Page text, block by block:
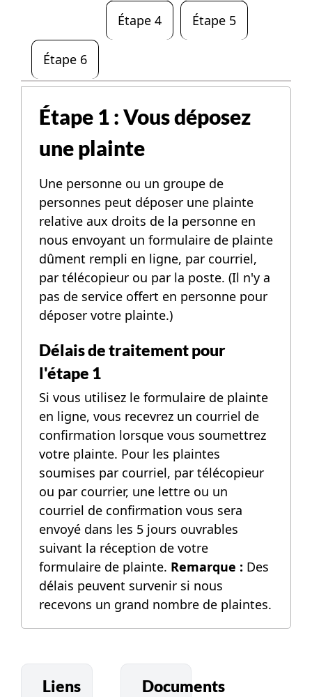
Étape 4 Étape 5
Étape 6
Étape 1 : Vous déposez
une plainte
Une personne ou un groupe de
personnes peut déposer une plainte
relative aux droits de la personne en
nous envoyant un formulaire de plainte
dûment rempli en ligne, par courriel,
par télécopieur ou par la poste. (Il n'y a
pas de service offert en personne pour
déposer votre plainte.)
Délais de traitement pour
l'étape 1
Si vous utilisez le formulaire de plainte
en ligne, vous recevrez un courriel de
confirmation lorsque vous soumettrez
votre plainte. Pour les plaintes
soumises par courriel, par télécopieur
ou par courrier, une lettre ou un
courriel de confirmation vous sera
envoyé dans les 5 jours ouvrables
suivant la réception de votre
formulaire de plainte. Remarque : Des
délais peuvent survenir si nous
recevons un grand nombre de plaintes.
Liens Documents